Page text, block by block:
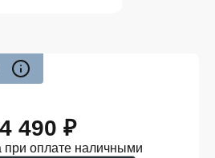
490 ₽
при оплате наличными